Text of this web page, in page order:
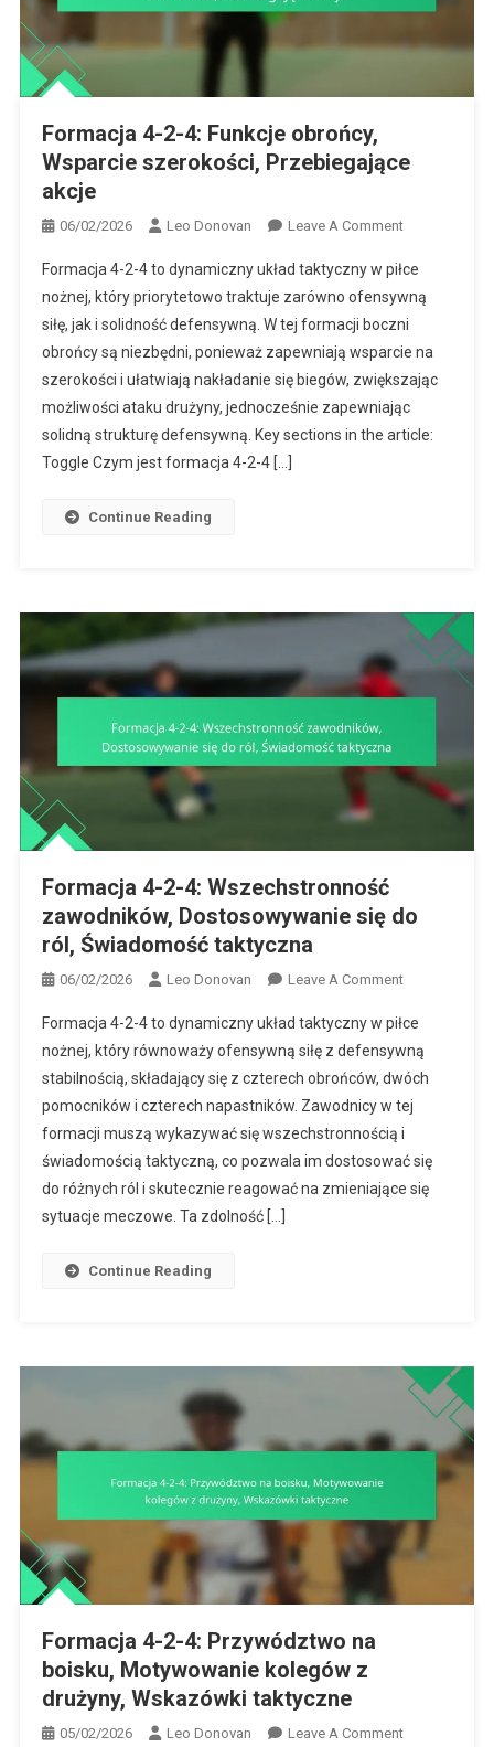
Formacja 4-2-4: Funkcje obrońcy,
Wsparcie szerokości, Przebiegające
akcje
06/02/2026 Leo Donovan Leave A CommentOn
4-
2-
4:
Funkcje
Obrońcy,
Wsparcie
Szerokości,
Formacja 4-2-4 to dynamiczny układ taktyczny w piłce
nożnej, który priorytetowo traktuje zarówno ofensywną
siłę, jak i solidność defensywną. W tej formacji boczni
obrońcy są niezbędni, ponieważ zapewniają wsparcie na
szerokości i ułatwiają nakładanie się biegów, zwiększając
możliwości ataku drużyny, jednocześnie zapewniając
solidną strukturę defensywną. Key sections in the article:
Toggle Czym jest formacja 4-2-4 […]
Continue Reading
Formacja 4-2-4: Wszechstronność
zawodników, Dostosowywanie się do
ról, Świadomość taktyczna
06/02/2026 Leo Donovan Leave A CommentOn
4-
2-
4:
Zawodników,
Się
Formacja 4-2-4 to dynamiczny układ taktyczny w piłce
nożnej, który równoważy ofensywną siłę z defensywną
stabilnością, składający się z czterech obrońców, dwóch
pomocników i czterech napastników. Zawodnicy w tej
formacji muszą wykazywać się wszechstronnością i
świadomością taktyczną, co pozwala im dostosować się
do różnych ról i skutecznie reagować na zmieniające się
sytuacje meczowe. Ta zdolność […]
Continue Reading
Formacja 4-2-4: Przywództwo na
boisku, Motywowanie kolegów z
drużyny, Wskazówki taktyczne
05/02/2026 Leo Donovan Leave A CommentOn